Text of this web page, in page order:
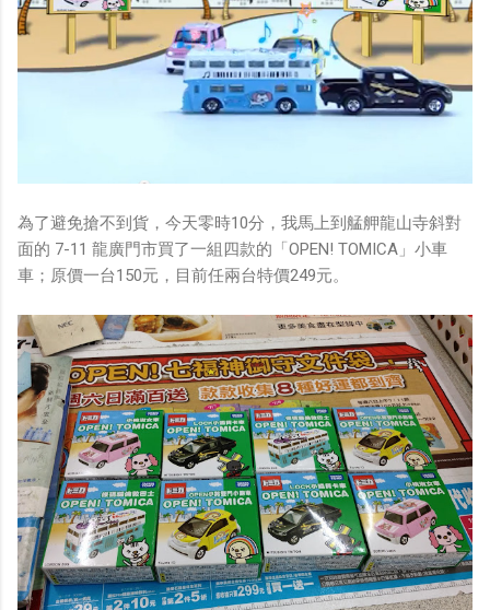
為了避免搶不到貨，今天零時10分，我馬上到艋舺龍山寺斜對
面的 7-11 龍廣門市買了一組四款的「OPEN! TOMICA」小車
車；原價一台150元，目前任兩台特價249元。